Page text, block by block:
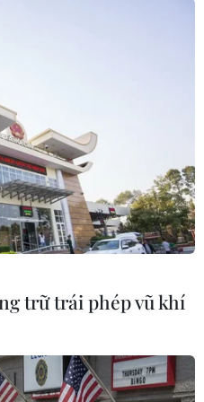
thương mại với bất
chưa đầy một năm./.
trữ trái phép vũ khí